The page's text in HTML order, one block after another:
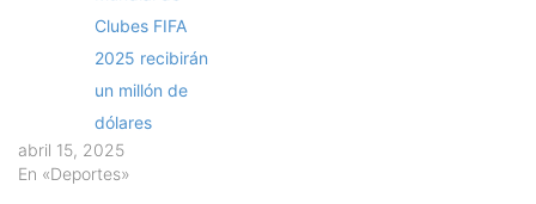
Clubes FIFA
2025 recibirán
un millón de
dólares
abril 15, 2025
En «Deportes»